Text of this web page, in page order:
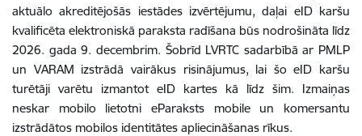
aktuālo akreditējošās iestādes izvērtējumu, daļai eID karšu
kvalificēta elektroniskā paraksta radīšana būs nodrošināta līdz
2026. gada 9. decembrim. Šobrīd LVRTC sadarbībā ar PMLP
un VARAM izstrādā vairākus risinājumus, lai šo eID karšu
turētāji varētu izmantot eID kartes kā līdz šim. Izmaiņas
neskar mobilo lietotni eParaksts mobile un komersantu
izstrādātos mobilos identitātes apliecināšanas rīkus.